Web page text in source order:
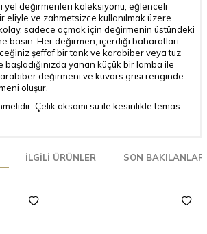
yel değirmenleri koleksiyonu, eğlenceli
eliyle ve zahmetsizce kullanılmak üzere
kolay, sadece açmak için değirmenin üstündeki
basın. Her değirmen, içerdiği baharatları
şeffaf bir tank ve karabiber veya tuz
başladığınızda yanan küçük bir lamba ile
karabiber değirmeni ve kuvars grisi renginde
oluşur.
Çelik aksamı su ile kesinlikle temas
İLGILI ÜRÜNLER SON BAKILANLAR